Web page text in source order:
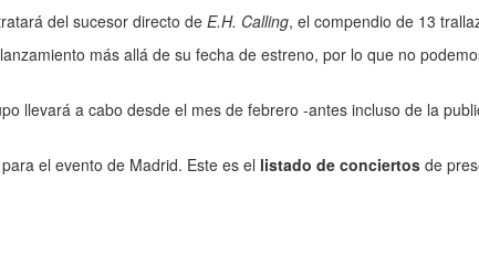
del sucesor directo de E.H. Calling, el compendio de 13
más allá de su fecha de estreno, por lo que no
llevará a cabo desde el mes de febrero -antes incluso de la
el evento de Madrid. Este es el listado de conciertos de